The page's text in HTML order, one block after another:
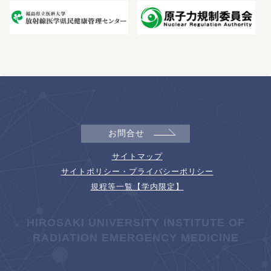
お問合せ
サイトマップ
サイトポリシー・プライバシーポリシー
規程等一覧【学内限定】
HIROSAKI UNIVERSITY INSTITUTE OF
RADIATION EMERGENCY MEDICINE